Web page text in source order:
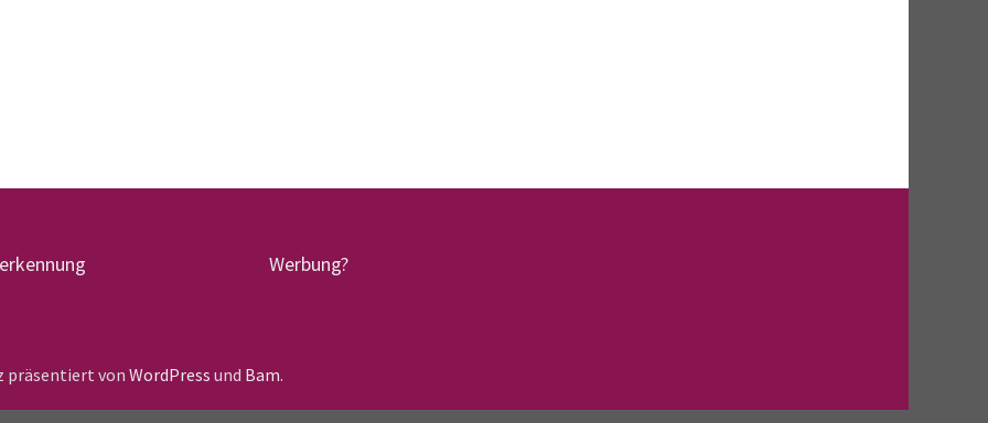
Werbung?
präsentiert vonWordPress und Bam.